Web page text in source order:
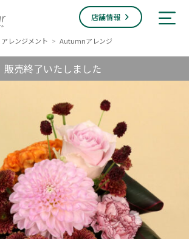
店舗情報
アレンジメント > Autumnアレンジ
販売終了いたしました